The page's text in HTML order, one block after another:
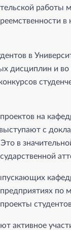
работы
в
дисциплин и
на
с
в
по
активное